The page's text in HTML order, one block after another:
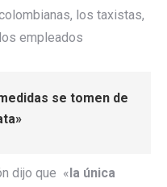
los taxistas,
empleados
se tomen de
dijo que «la única